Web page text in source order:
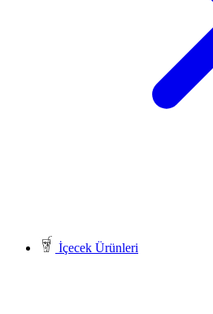
İçecek Ürünleri